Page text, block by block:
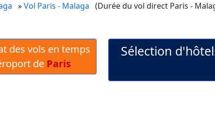
»Vol Paris - Malaga (Durée du vol direct Paris -
des vols en temps
de Paris
Sélection